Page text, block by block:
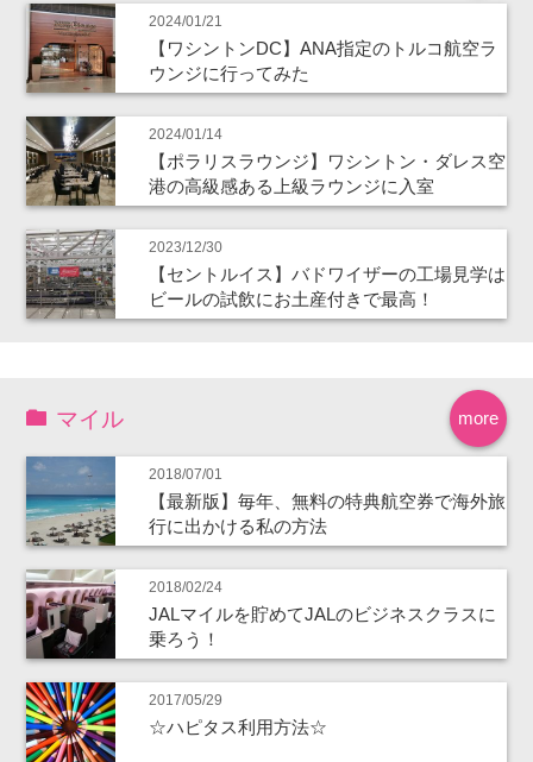
2024/01/21
【ワシントンDC】ANA指定のトルコ航空ラ
ウンジに行ってみた
2024/01/14
【ポラリスラウンジ】ワシントン・ダレス空
港の高級感ある上級ラウンジに入室
2023/12/30
【セントルイス】バドワイザーの工場見学は
ビールの試飲にお土産付きで最高！
more
マイル
2018/07/01
【最新版】毎年、無料の特典航空券で海外旅
行に出かける私の方法
2018/02/24
JALマイルを貯めてJALのビジネスクラスに
乗ろう！
2017/05/29
☆ハピタス利用方法☆